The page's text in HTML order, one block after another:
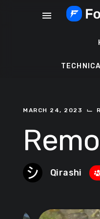
menu
MARCH 24, 2023 ⌙
Qirashi